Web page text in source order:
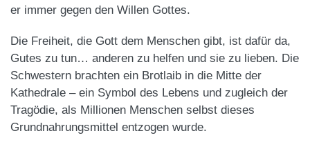
er immer gegen den Willen Gottes.
Die Freiheit, die Gott dem Menschen gibt, ist dafür da,
Gutes zu tun… anderen zu helfen und sie zu lieben. Die
Schwestern brachten ein Brotlaib in die Mitte der
Kathedrale – ein Symbol des Lebens und zugleich der
Tragödie, als Millionen Menschen selbst dieses
Grundnahrungsmittel entzogen wurde.